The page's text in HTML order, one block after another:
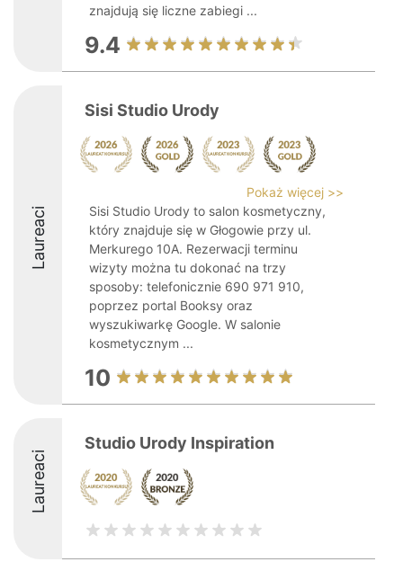
znajdują się liczne zabiegi ...
9.4
Laureaci
Sisi Studio Urody
Pokaż więcej >>
Sisi Studio Urody to salon kosmetyczny,
który znajduje się w Głogowie przy ul.
Merkurego 10A. Rezerwacji terminu
wizyty można tu dokonać na trzy
sposoby: telefonicznie 690 971 910,
poprzez portal Booksy oraz
wyszukiwarkę Google. W salonie
kosmetycznym ...
10
Laureaci
Studio Urody Inspiration